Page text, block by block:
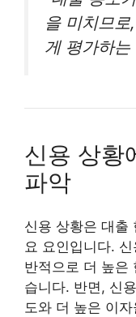
을 미치므
게 평가하는
신용 상황
파악
신용 상황은 대출
요 요인입니다.
반적으로 더 높은
습니다. 반면, 신
도와 더 높은 이